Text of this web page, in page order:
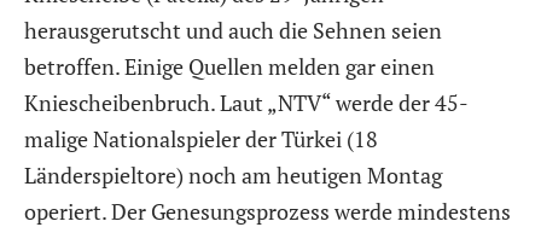
herausgerutscht und auch die Sehnen seien
betroffen. Einige Quellen melden gar einen
Kniescheibenbruch. Laut „NTV“ werde der 45-
malige Nationalspieler der Türkei (18
Länderspieltore) noch am heutigen Montag
operiert. Der Genesungsprozess werde mindestens